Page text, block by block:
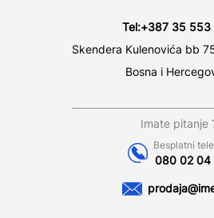
Tel:+387 35 553
Skendera Kulenovića bb
Bosna i
Imate pitanje
Besplatni
080 02 04